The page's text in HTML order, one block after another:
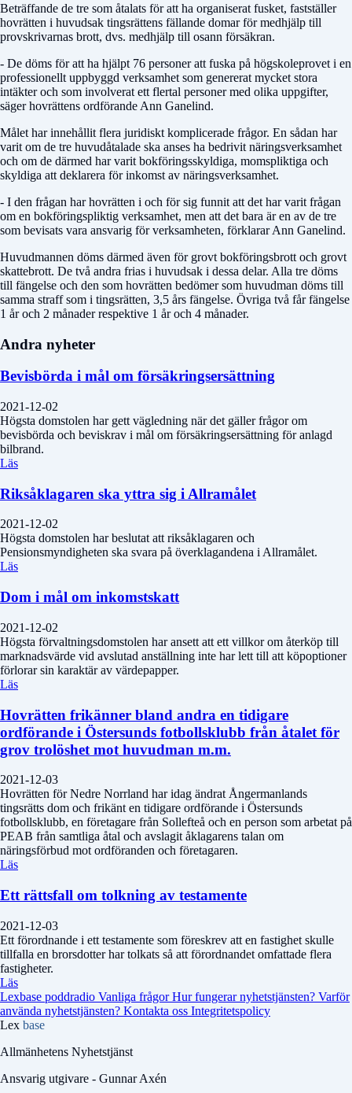
Beträffande de tre som åtalats för att ha organiserat fusket, fastställer
hovrätten i huvudsak tingsrättens fällande domar för medhjälp till
provskrivarnas brott, dvs. medhjälp till osann försäkran.
- De döms för att ha hjälpt 76 personer att fuska på högskoleprovet i en
professionellt uppbyggd verksamhet som genererat mycket stora
intäkter och som involverat ett flertal personer med olika uppgifter,
säger hovrättens ordförande Ann Ganelind.
Målet har innehållit flera juridiskt komplicerade frågor. En sådan har
varit om de tre huvudåtalade ska anses ha bedrivit näringsverksamhet
och om de därmed har varit bokföringsskyldiga, momspliktiga och
skyldiga att deklarera för inkomst av näringsverksamhet.
- I den frågan har hovrätten i och för sig funnit att det har varit frågan
om en bokföringspliktig verksamhet, men att det bara är en av de tre
som bevisats vara ansvarig för verksamheten, förklarar Ann Ganelind.
Huvudmannen döms därmed även för grovt bokföringsbrott och grovt
skattebrott. De två andra frias i huvudsak i dessa delar. Alla tre döms
till fängelse och den som hovrätten bedömer som huvudman döms till
samma straff som i tingsrätten, 3,5 års fängelse. Övriga två får fängelse
1 år och 2 månader respektive 1 år och 4 månader.
Andra nyheter
Bevisbörda i mål om försäkringsersättning
2021-12-02
Högsta domstolen har gett vägledning när det gäller frågor om
bevisbörda och beviskrav i mål om försäkringsersättning för anlagd
bilbrand.
Läs
Riksåklagaren ska yttra sig i Allramålet
2021-12-02
Högsta domstolen har beslutat att riksåklagaren och
Pensionsmyndigheten ska svara på överklagandena i Allramålet.
Läs
Dom i mål om inkomstskatt
2021-12-02
Högsta förvaltningsdomstolen har ansett att ett villkor om återköp till
marknadsvärde vid avslutad anställning inte har lett till att köpoptioner
förlorar sin karaktär av värdepapper.
Läs
Hovrätten frikänner bland andra en tidigare
ordförande i Östersunds fotbollsklubb från åtalet för
grov trolöshet mot huvudman m.m.
2021-12-03
Hovrätten för Nedre Norrland har idag ändrat Ångermanlands
tingsrätts dom och frikänt en tidigare ordförande i Östersunds
fotbollsklubb, en företagare från Sollefteå och en person som arbetat på
PEAB från samtliga åtal och avslagit åklagarens talan om
näringsförbud mot ordföranden och företagaren.
Läs
Ett rättsfall om tolkning av testamente
2021-12-03
Ett förordnande i ett testamente som föreskrev att en fastighet skulle
tillfalla en brorsdotter har tolkats så att förordnandet omfattade flera
fastigheter.
Läs
Lexbase poddradio Vanliga frågorHur fungerar nyhetstjänsten? Varför
använda nyhetstjänsten? Kontakta oss Integritetspolicy
Lex base
Allmänhetens Nyhetstjänst
Ansvarig utgivare - Gunnar Axén